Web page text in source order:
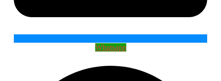
Whatsapp